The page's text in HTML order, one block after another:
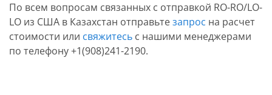
По всем вопросам связанных с отправкой RO-RO/LO-
LO из США в Казахстан отправьтезапрос на расчет
стоимости или свяжитесь с нашими менеджерами
по телефону +1(908)241-2190.